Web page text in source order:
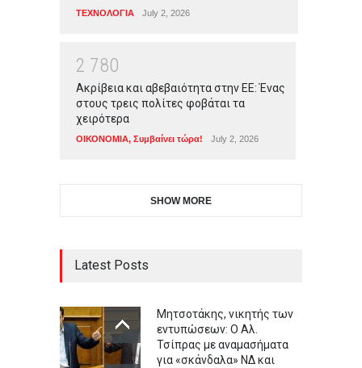
ΤΕΧΝΟΛΟΓΙΑ July 2, 2026
2 780
Ακρίβεια και αβεβαιότητα στην ΕΕ: Ένας
στους τρεις πολίτες φοβάται τα
χειρότερα
ΟΙΚΟΝΟΜΙΑ, Συμβαίνει τώρα! July 2, 2026
SHOW MORE
Latest Posts
Μητσοτάκης, νικητής των
εντυπώσεων: Ο Αλ.
Τσίπρας με αναμασήματα
για «σκάνδαλα» ΝΔ και